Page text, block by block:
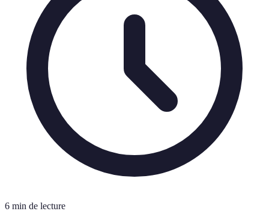
6 min de lecture